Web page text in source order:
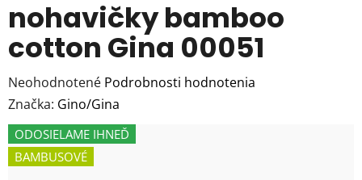
nohavičky bamboo
cotton Gina 00051
Priemerné
hodnotenie
produktu
je
0,0
Neohodnotené Podrobnosti hodnotenia
Značka: Gino/Gina
ODOSIELAME IHNEĎ
BAMBUSOVÉ